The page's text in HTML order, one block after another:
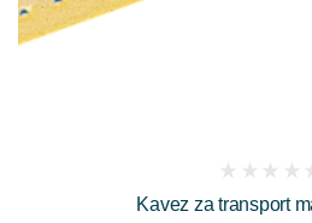
Kavez za transport
reviews)